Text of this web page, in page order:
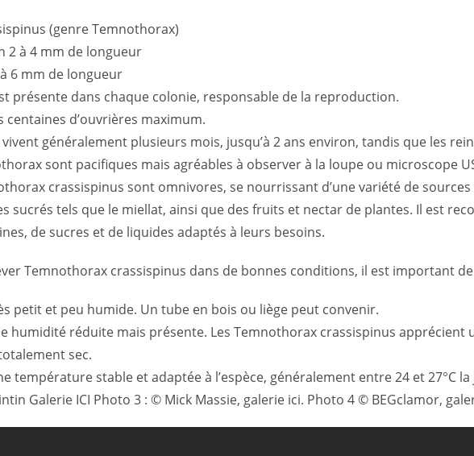
(genre Temnothorax)
2 à 4 mm de longueur
6 mm de longueur
présente dans chaque colonie, responsable de la reproduction.
centaines d’ouvrières maximum.
généralement plusieurs mois, jusqu’à 2 ans environ, tandis que les
sont pacifiques mais agréables à observer à la loupe ou microscope
crassispinus sont omnivores, se nourrissant d’une variété de
sucrés tels que le miellat, ainsi que des fruits et nectar de plantes. Il est
de sucres et de liquides adaptés à leurs besoins.
Temnothorax crassispinus dans de bonnes conditions, il est important
petit et peu humide. Un tube en bois ou liège peut convenir.
humidité réduite mais présente. Les Temnothorax crassispinus
sec.
température stable et adaptée à l’espèce, généralement entre 24 et 27°C
Galerie ICI Photo 3 : © Mick Massie, galerie ici. Photo 4 © BEGclamor,